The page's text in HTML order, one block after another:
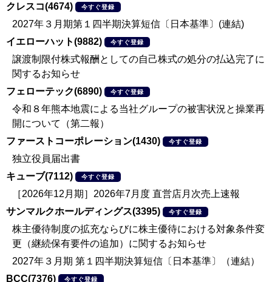
クレスコ(4674)
今すぐ登録
2027年３月期第１四半期決算短信〔日本基準〕(連結)
イエローハット(9882)
今すぐ登録
譲渡制限付株式報酬としての自己株式の処分の払込完了に
関するお知らせ
フェローテック(6890)
今すぐ登録
令和８年熊本地震による当社グループの被害状況と操業再
開について（第二報）
ファーストコーポレーション(1430)
今すぐ登録
独立役員届出書
キューブ(7112)
今すぐ登録
［2026年12月期］2026年7月度 直営店月次売上速報
サンマルクホールディングス(3395)
今すぐ登録
株主優待制度の拡充ならびに株主優待における対象条件変
更（継続保有要件の追加）に関するお知らせ
2027年３月期 第１四半期決算短信〔日本基準〕（連結）
BCC(7376)
今すぐ登録